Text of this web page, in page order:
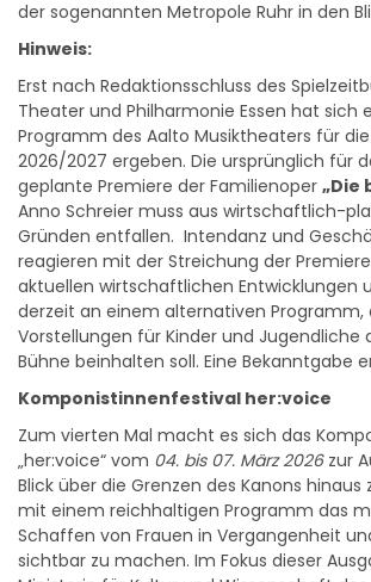
Theater und Philharmonie Essen hat sich
Programm des Aalto Musiktheaters für
2026/2027 ergeben. Die ursprünglich für
geplante Premiere der Familienoper„Die
Anno Schreier muss aus wirtschaftlich-
Gründen entfallen. Intendanz und
reagieren mit der Streichung der
aktuellen wirtschaftlichen Entwicklungen
derzeit an einem alternativen Programm,
Vorstellungen für Kinder und Jugendliche
Bühne beinhalten soll. Eine Bekanntgabe
„her:voice“ vom 04. bis 07. März 2026zur
Blick über die Grenzen des Kanons hinaus
mit einem reichhaltigen Programm das
Schaffen von Frauen in Vergangenheit
sichtbar zu machen. Im Fokus dieser
Ministerin für Kultur und Wissenschaft des